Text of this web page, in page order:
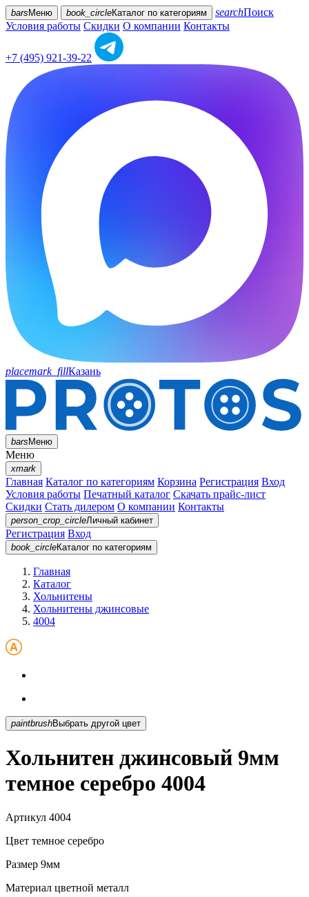
bars Меню book_circleКаталог по категориям searchПоиск
Условия работы Скидки О компании Контакты
+7 (495) 921-39-22
placemark_fillКазань
barsМеню
Меню
xmark
Главная Каталог по категориям Корзина Регистрация Вход
Условия работы Печатный каталог Скачать прайс-лист
Скидки Стать дилером О компании Контакты
person_crop_circleЛичный кабинет
Регистрация Вход
book_circleКаталог по категориям
Главная
Каталог
Хольнитены
Хольнитены джинсовые
4004
paintbrush Выбрать другой цвет
Хольнитен джинсовый 9мм
темное серебро 4004
Артикул 4004
Цвет темное серебро
Размер 9мм
Материал цветной металл